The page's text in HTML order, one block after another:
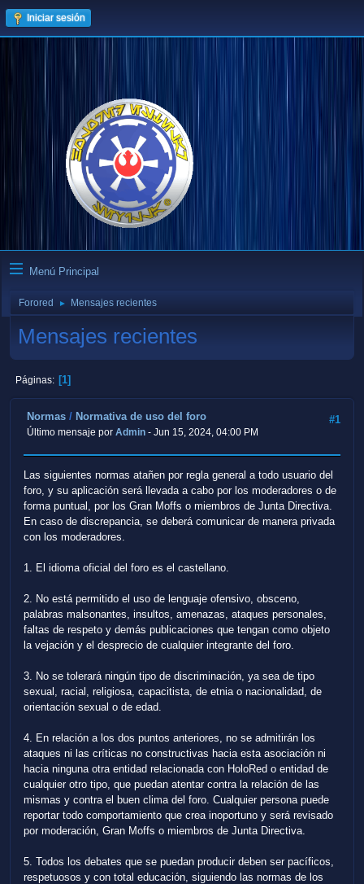
Iniciar sesión
Menú Principal
Forored ► Mensajes recientes
Mensajes recientes
Páginas 1
#1
Normas / Normativa de uso del foro
Último mensaje por Admin - Jun 15, 2024, 04:00 PM
Las siguientes normas atañen por regla general a todo usuario del
foro, y su aplicación será llevada a cabo por los moderadores o de
forma puntual, por los Gran Moffs o miembros de Junta Directiva.
En caso de discrepancia, se deberá comunicar de manera privada
con los moderadores.
1. El idioma oficial del foro es el castellano.
2. No está permitido el uso de lenguaje ofensivo, obsceno,
palabras malsonantes, insultos, amenazas, ataques personales,
faltas de respeto y demás publicaciones que tengan como objeto
la vejación y el desprecio de cualquier integrante del foro.
3. No se tolerará ningún tipo de discriminación, ya sea de tipo
sexual, racial, religiosa, capacitista, de etnia o nacionalidad, de
orientación sexual o de edad.
4. En relación a los dos puntos anteriores, no se admitirán los
ataques ni las críticas no constructivas hacia esta asociación ni
hacia ninguna otra entidad relacionada con HoloRed o entidad de
cualquier otro tipo, que puedan atentar contra la relación de las
mismas y contra el buen clima del foro. Cualquier persona puede
reportar todo comportamiento que crea inoportuno y será revisado
por moderación, Gran Moffs o miembros de Junta Directiva.
5. Todos los debates que se puedan producir deben ser pacíficos,
respetuosos y con total educación, siguiendo las normas de los